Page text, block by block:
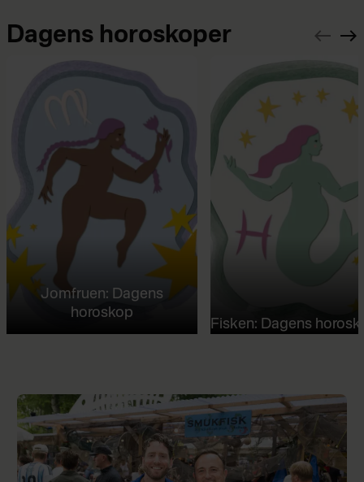
Dagens horoskoper
Jomfruen: Dagens
horoskop
Fisken: Dagens